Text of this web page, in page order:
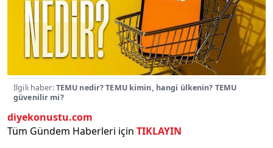
İlgili haber:TEMU nedir? TEMU kimin, hangi ülkenin? TEMU
güvenilir mi?
diyekonustu.com
Tüm Gündem Haberleri için TIKLAYIN